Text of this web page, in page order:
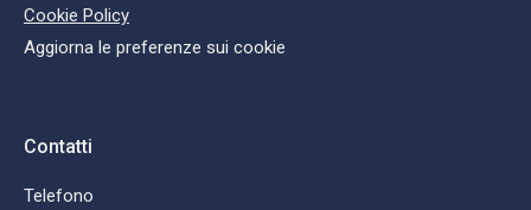
Cookie Policy
Aggiorna le preferenze sui cookie
Contatti
Telefono